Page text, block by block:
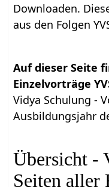
Downloaden.
aus den Folgen
Auf dieser Seite
Einzelvorträge
Vidya Schulung -
Ausbildungsjahr
Übersicht -
Seiten aller